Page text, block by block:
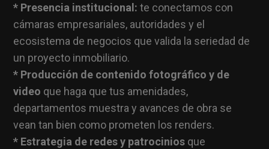
* Presencia institucional: te conectamos con
cámaras empresariales, autoridades y el
ecosistema de negocios que valida la seriedad de
un proyecto inmobiliario.
* Producción de contenido fotográfico y de
video que haga que tus amenidades,
departamentos muestra y avances de obra se
vean tan bien como prometen los renders.
* Estrategia de redes y patrocinios que